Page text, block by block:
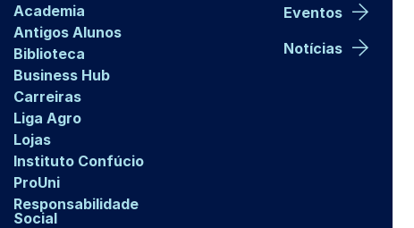
Academia
Antigos Alunos
Biblioteca
Business Hub
Carreiras
Liga Agro
Lojas
Instituto Confúcio
ProUni
Responsabilidade
Social
Eventos
Notícias